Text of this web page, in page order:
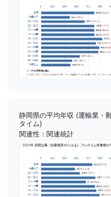
静岡県の平均年収 (運輸業・
タイム)
関連性：関連統計